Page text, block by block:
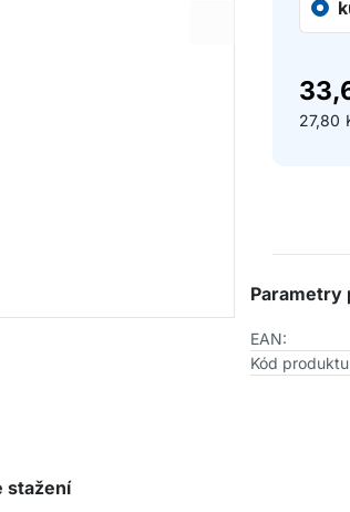
27,80
Parametry
EAN:
Kód
stažení